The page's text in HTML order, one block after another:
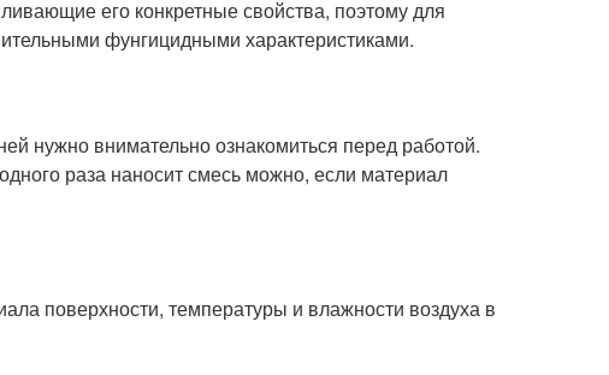
его конкретные свойства, поэтому для
фунгицидными характеристиками.
нужно внимательно ознакомиться перед работой.
раза наносит смесь можно, если материал
поверхности, температуры и влажности воздуха в